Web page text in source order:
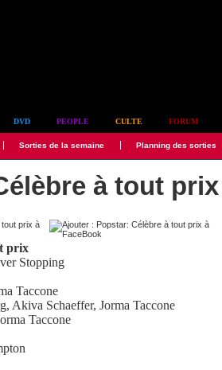
DVD PEOPLE CULTE FORUM
Sorties de la semaine Planning des sorties
à tout prix
prix
Stopping
Taccone
, Akiva Schaeffer, Jorma Taccone
Taccone